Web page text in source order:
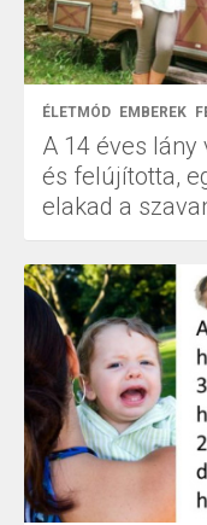
ÉLETMÓD EMBEREK
A 14 éves
és felújította,
elakad a